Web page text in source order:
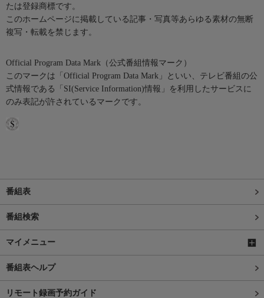
たは登録商標です。
このホームページに掲載している記事・写真等あらゆる素材の無断
複写・転載を禁じます。
Official Program Data Mark（公式番組情報マーク）
このマークは「Official Program Data Mark」といい、テレビ番組の公
式情報である「SI(Service Information)情報」を利用したサービスに
のみ表記が許されているマークです。
番組表
番組検索
マイメニュー
番組表ヘルプ
リモート録画予約ガイド